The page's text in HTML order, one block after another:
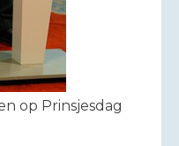
op Prinsjesdag